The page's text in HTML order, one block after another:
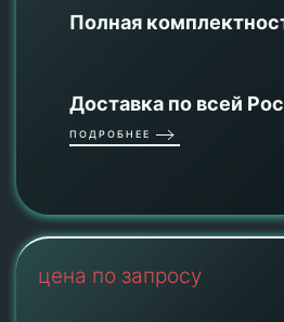
Полная
Доставка по всей
ПОДРОБНЕЕ
цена по запросу